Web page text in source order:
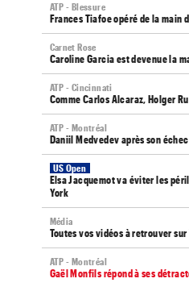
ATP - Blessure
Frances Tiafoe opéré de la main
Carnet Rose
Caroline Garcia est devenue la
ATP - Cincinnati
Comme Carlos Alcaraz, Holger
ATP - Montréal
Daniil Medvedev après son
US Open
Elsa Jacquemot va éviter les
York
Média
Toutes vos vidéos à retrouver sur
ATP - Montréal
Gaël Monfils répond à ses